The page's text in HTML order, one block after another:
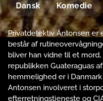
Dansk Komedie
Privatdetektiv Antonsen er
består af
bliver han vidne til et
republikken Guateraguas
hemmelighed er i
Antonsen involveret i
efterretningstjeneste og